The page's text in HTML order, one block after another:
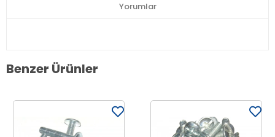
Yorumlar
Benzer Ürünler